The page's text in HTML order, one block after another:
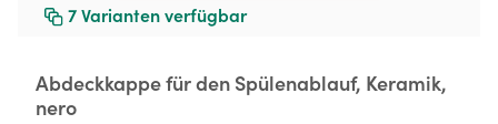
7 Varianten verfügbar
Abdeckkappe für den Spülenablauf, Keramik,
nero